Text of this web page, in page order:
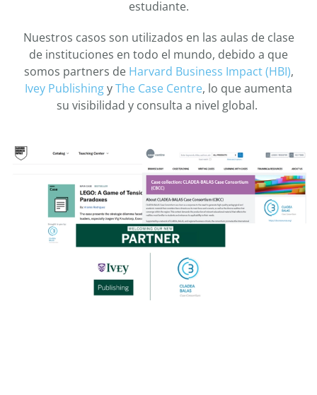
estudiante.
Nuestros casos son utilizados en las aulas de clase
de instituciones en todo el mundo, debido a que
somos partners de Harvard Business Impact (HBI),
Ivey PublishingyThe Case Centre, lo que aumenta
su visibilidad y consulta a nivel global.